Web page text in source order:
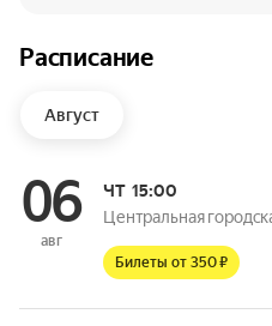
Расписание
Август
06
авг
ЧТ15:00
Центральная
Билеты от 350 ₽